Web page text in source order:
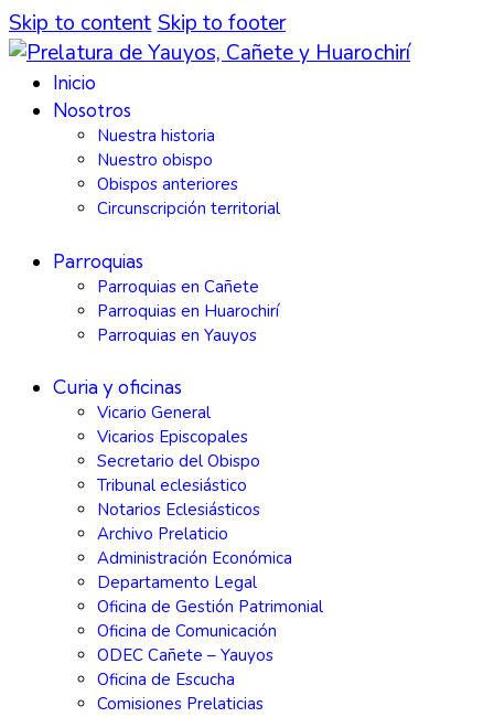
Skip to content Skip to footer
Inicio
Nosotros
Nuestra historia
Nuestro obispo
Obispos anteriores
Circunscripción territorial
Parroquias
Parroquias en Cañete
Parroquias en Huarochirí
Parroquias en Yauyos
Curia y oficinas
Vicario General
Vicarios Episcopales
Secretario del Obispo
Tribunal eclesiástico
Notarios Eclesiásticos
Archivo Prelaticio
Administración Económica
Departamento Legal
Oficina de Gestión Patrimonial
Oficina de Comunicación
ODEC Cañete – Yauyos
Oficina de Escucha
Comisiones Prelaticias